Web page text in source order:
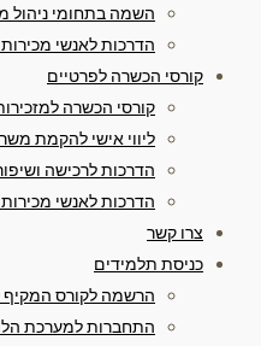
השמה בתחומי ניהול
הדרכות לאנשי
קורסי הכשרה לפרטיים
קורסי הכשרה
ליווי אישי להקמת
הדרכות לרכישה
הדרכות לאנשי
צרו קשר
כניסת תלמידים
הרשמה לקורס המקיף
התחברות למערכת